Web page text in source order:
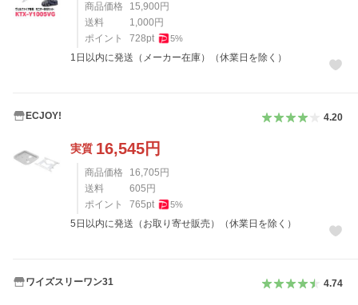
商品価格 15,900 円
送料
1,000 円
ポイント
728pt 5%
1日以内に発送（メーカー在庫）（休業日を除く）
ECJOY! 4.20
実質 16,545円
商品価格 16,705 円
送料
605 円
ポイント
765pt 5%
5日以内に発送（お取り寄せ販売）（休業日を除く）
ワイズスリーワン31 4.74